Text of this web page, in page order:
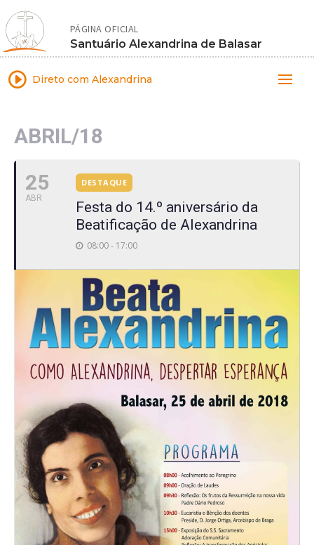
PÁGINA OFICIAL
Santuário Alexandrina de Balasar
I Direto com Alexandrina
ABRIL/18
25
ABR
DESTAQUE
Festa do 14.º aniversário da
Beatificação de Alexandrina
08:00 - 17:00